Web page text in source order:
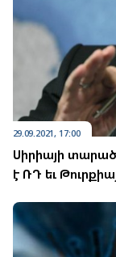
29.09.2021, 17:00
Սիրիայի
է ՌԴ եւ